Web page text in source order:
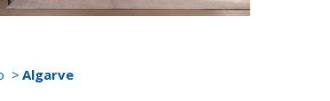
Algarve